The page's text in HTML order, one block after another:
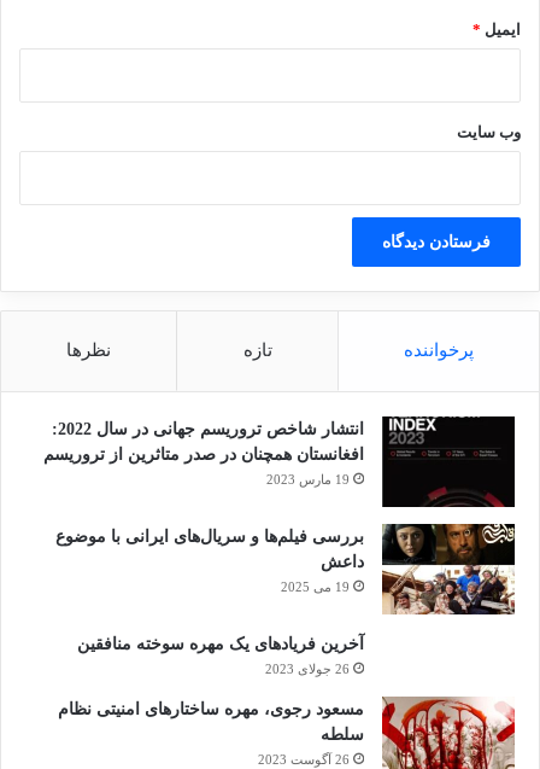
ایمیل *
وب‌ سایت
پرخواننده تازه نظرها
انتشار شاخص تروریسم جهانی در سال 2022:
افغانستان همچنان در صدر متاثرین از تروریسم
19 مارس 2023
بررسی فیلم‌ها و سریال‌های ایرانی با موضوع
داعش
19 می 2025
آخرین فریادهای یک مهره سوخته منافقین
26 جولای 2023
مسعود رجوی، مهره ساختارهای امنیتی نظام
سلطه
26 آگوست 2023